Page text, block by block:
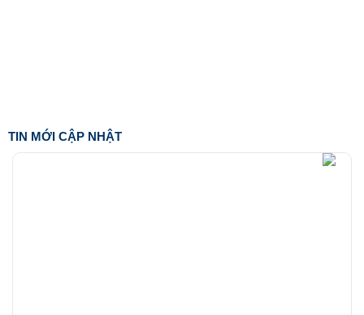
TIN MỚI CẬP NHẬT